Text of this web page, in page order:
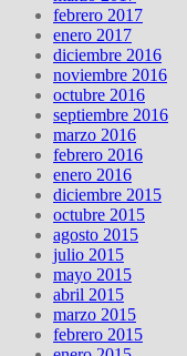
febrero 2017
enero 2017
diciembre 2016
noviembre 2016
octubre 2016
septiembre 2016
marzo 2016
febrero 2016
enero 2016
diciembre 2015
octubre 2015
agosto 2015
julio 2015
mayo 2015
abril 2015
marzo 2015
febrero 2015